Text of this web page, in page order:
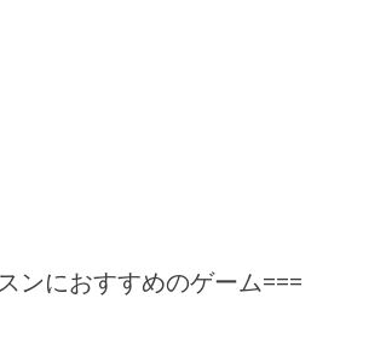
ンにおすすめのゲーム===